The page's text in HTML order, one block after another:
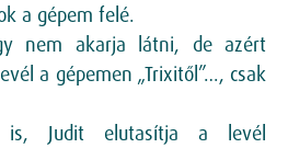
a gépem felé.
nem akarja látni, de azért
a gépemen „Trixitől”…, csak
Judit elutasítja a levél